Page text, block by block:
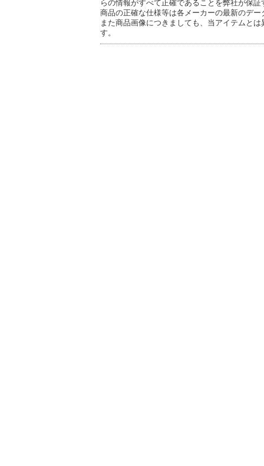
らの情報がすべて正確であることを弊社が保
商品の正確な仕様等は各メーカーの最新のデ
また商品画像につきましても、当アイテムと
す。